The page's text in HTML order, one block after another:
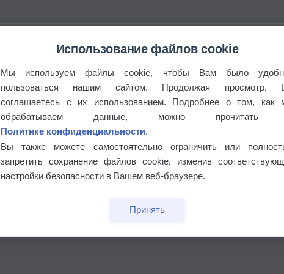
Использование файлов cookie
Мы используем файлы cookie, чтобы Вам было
пользоваться нашим сайтом. Продолжая просмотр,
соглашаетесь с их использованием. Подробнее о том, как
обрабатываем данные, можно прочитать
Политике конфиденциальности.
Вы также можете самостоятельно ограничить или
запретить сохранение файлов cookie, изменив
настройки безопасности в Вашем веб-браузере.
Принять